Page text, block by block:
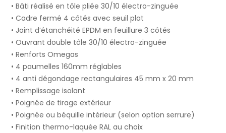
• Bâti réalisé en tôle pliée 30/10 électro-zinguée
• Cadre fermé 4 côtés avec seuil plat
• Joint d’étanchéité EPDM en feuillure 3 côtés
• Ouvrant double tôle 30/10 électro-zinguée
• Renforts Omegas
• 4 paumelles 160mm réglables
• 4 anti dégondage rectangulaires 45 mm x 20 mm
• Remplissage isolant
• Poignée de tirage extérieur
• Poignée ou béquille intérieur (selon option serrure)
• Finition thermo-laquée RAL au choix